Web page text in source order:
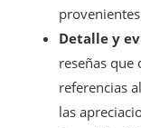
Detalle y
reseñas que
referencias
las